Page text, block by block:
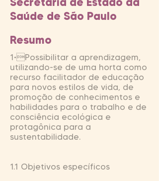
Saúde de São Paulo
Resumo
1•Possibilitar a aprendizagem,
utilizando-se de uma horta como
recurso facilitador de educação
para novos estilos de vida, de
promoção de conhecimentos e
habilidades para o trabalho e de
consciência ecológica e
protagônica para a
sustentabilidade.
1.1 Objetivos específicos